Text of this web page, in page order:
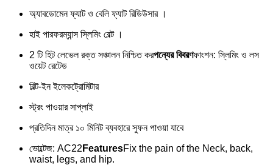
অ্যাবডোমেন ফ্যাট ও বেলি ফ্যাট রিডিউসার ।
হাই পারফরম্যান্স স্লিমিং বেল্ট ।
2 টি হিট লেভেল রক্ত সঞ্চালন নিশ্চিত করপন্যের বিবরণফাংশন: স্লিমিং ও লস
ওয়েট রেটেড
বিল্ট-ইন ইলেকট্রোমিটার
স্ট্রং পাওয়ার সাপ্লাই
প্রতিদিন মাত্র ১০ মিনিট ব্যবহারে সুফন পাওয়া যাবে
ভোল্টেজ: AC22 FeaturesFix the pain of the Neck, back,
waist, legs, and hip.